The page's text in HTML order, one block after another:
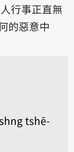
行事正直無
的惡意中
tshē-